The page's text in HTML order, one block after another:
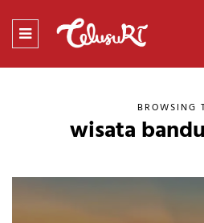
BROWSING
wisata